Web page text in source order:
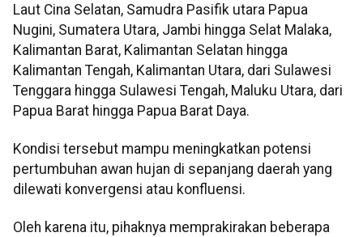
Laut Cina Selatan, Samudra Pasifik utara Papua
Nugini, Sumatera Utara, Jambi hingga Selat Malaka,
Kalimantan Barat, Kalimantan Selatan hingga
Kalimantan Tengah, Kalimantan Utara, dari Sulawesi
Tenggara hingga Sulawesi Tengah, Maluku Utara, dari
Papua Barat hingga Papua Barat Daya.
Kondisi tersebut mampu meningkatkan potensi
pertumbuhan awan hujan di sepanjang daerah yang
dilewati konvergensi atau konfluensi.
Oleh karena itu, pihaknya memprakirakan beberapa